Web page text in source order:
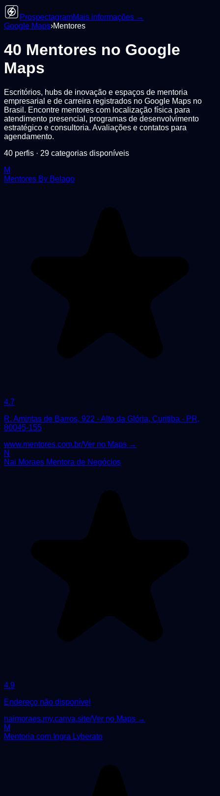
ProspectagramMais informações →
Google Maps›Mentores
40 Mentores no Google
Maps
Escritórios, hubs de inovação e espaços de mentoria
empresarial e de carreira registrados no Google Maps no
Brasil. Encontre mentores com localização física para
atendimento presencial, programas de desenvolvimento
estratégico e consultoria. Avaliações e contatos para
agendamento.
40 perfis · 29 categorias disponíveis
M
Mentores By Belago
4.7
R. Amintas de Barros, 922 - Alto da Glória, Curitiba - PR,
80045-155
www.mentores.com.br/Ver no Maps →
N
Nai Moraes Mentora de Negócios
4.9
Endereço não disponível
naimoraes.my.canva.site/Ver no Maps →
M
Mentoria com Ingra Lyberato